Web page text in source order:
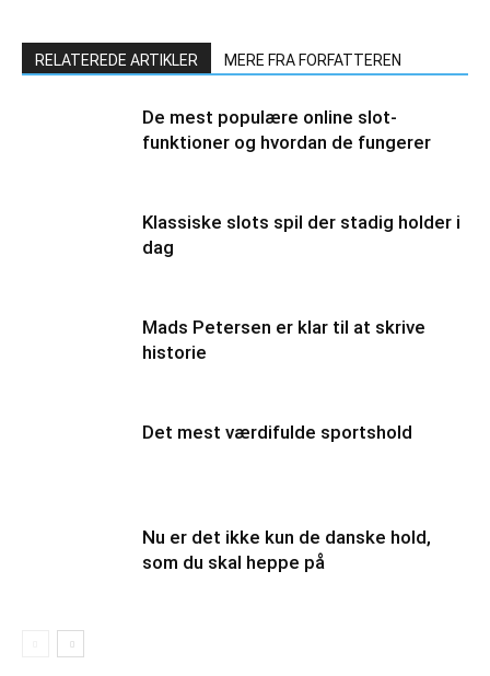
RELATEREDE ARTIKLER MERE FRA FORFATTEREN
De mest populære online slot-
funktioner og hvordan de fungerer
Klassiske slots spil der stadig holder i
dag
Mads Petersen er klar til at skrive
historie
Det mest værdifulde sportshold
Nu er det ikke kun de danske hold,
som du skal heppe på